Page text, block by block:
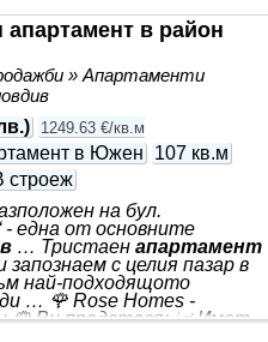
на бул. „ *** .
и детска площадка,
за почивка и семейно
на 100% чрез
апартамент в район
» Апартаменти
)
1249.63 €/кв.м
в Южен
107 кв.м
строеж
на бул.
- една от основните
… Тристаен апартамент
с целия пазар в
най-подходящото
… 🌹 Rose Homes -
🌹 Ви представя: 📈 Имот